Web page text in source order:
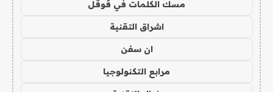
مسك الكلمات في قوقل
اشراق التقنية
ان سفن
مرابع التكنولوجيا